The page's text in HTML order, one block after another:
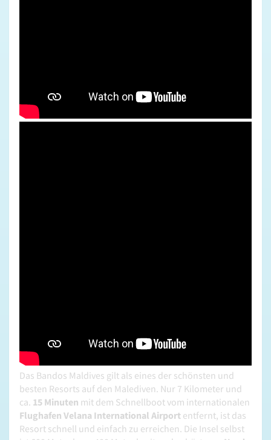
Das Bandos Maldives gilt als eines der schönsten und
besten Resorts auf den Malediven. Nur 7 Kilometer und
ca. 15 Minuten mit dem Schnellboot vom internationalen
Flughafen Velana International Airport entfernt, ist das
Resort schnell und einfach zu erreichen. Die Insel selbst